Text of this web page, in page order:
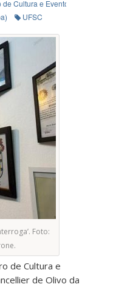
de Cultura e Eventos Reitor Luiz
UFSC
Foto:
de Cultura e
de Olivo da